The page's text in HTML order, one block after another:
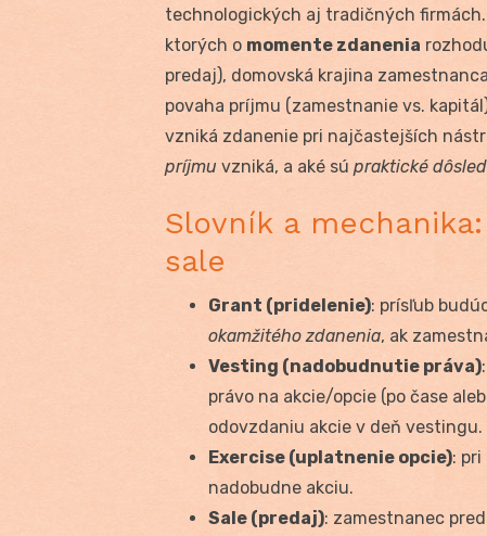
technologických aj tradičných
ktorých o momente zdanenia
predaj), domovská krajina
povaha príjmu (zamestnanie vs.
vzniká zdanenie pri najčastejších
príjmu vzniká, a aké sú praktické
Slovník a
sale
Grant (pridelenie): prísľub
okamžitého zdanenia, ak
Vesting (nadobudnutie práva)
právo na akcie/opcie (po čase
odovzdaniu akcie v deň vestingu.
Exercise (uplatnenie opcie):
nadobudne akciu.
Sale (predaj): zamestnanec